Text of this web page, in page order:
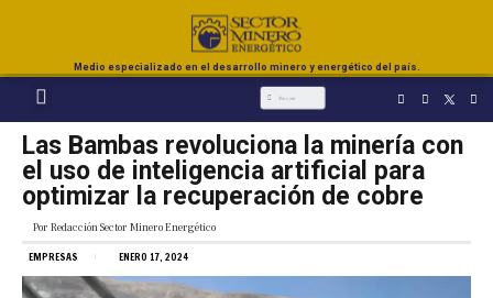
Medio especializado en el desarrollo minero y energético del país.
Las Bambas revoluciona la minería con
el uso de inteligencia artificial para
optimizar la recuperación de cobre
Por Redacción Sector Minero Energético
EMPRESAS ENERO 17, 2024